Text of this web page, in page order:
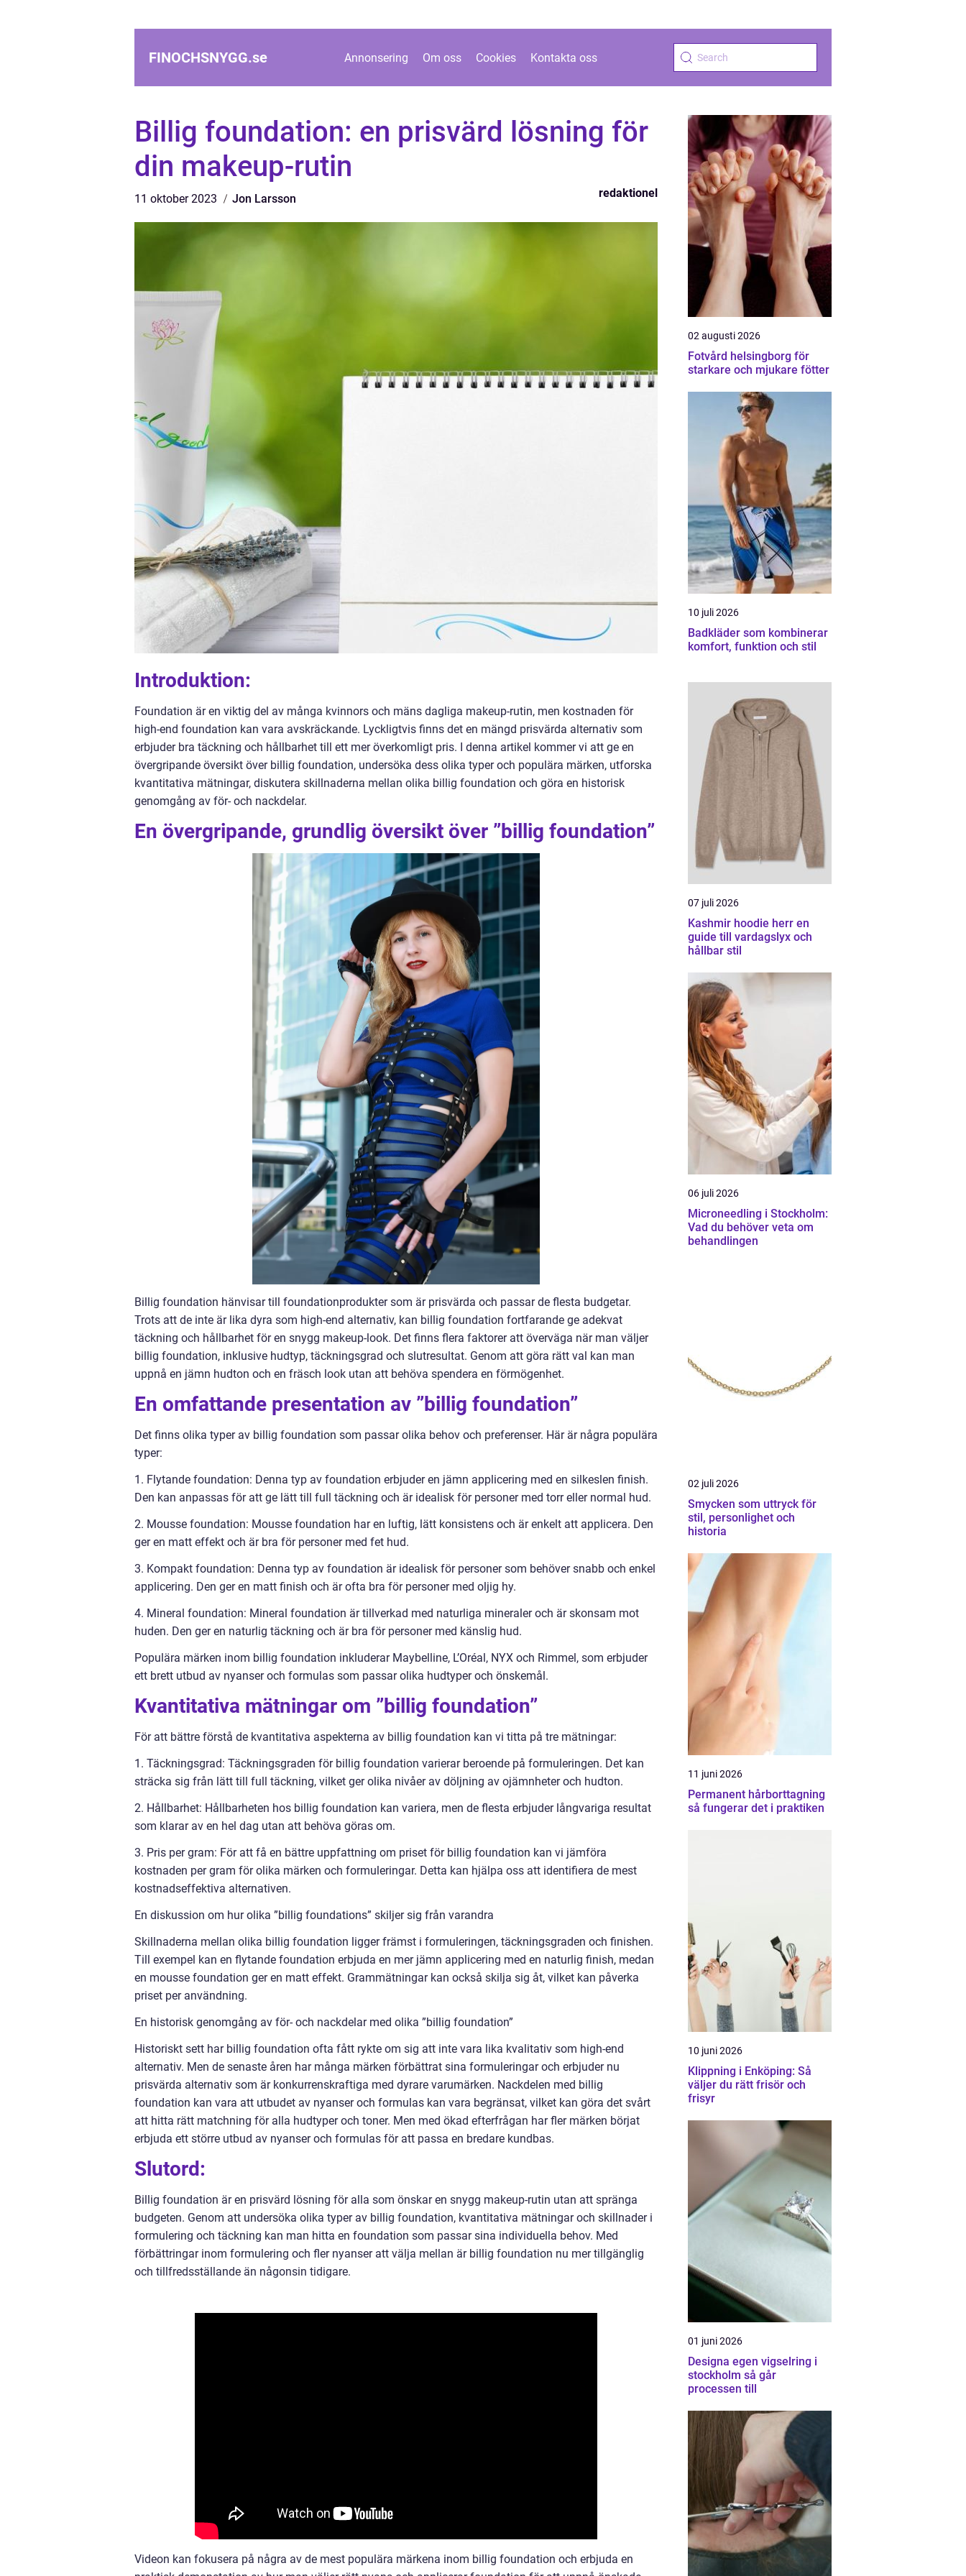
FINOCHSNYGG.se Annonsering Om oss Cookies Kontakta oss
Billig foundation: en prisvärd lösning för
din makeup-rutin
11 oktober 2023 Jon Larsson redaktionel
Introduktion:
Foundation är en viktig del av många kvinnors och mäns dagliga makeup-rutin, men kostnaden för
high-end foundation kan vara avskräckande. Lyckligtvis finns det en mängd prisvärda alternativ som
erbjuder bra täckning och hållbarhet till ett mer överkomligt pris. I denna artikel kommer vi att ge en
övergripande översikt över billig foundation, undersöka dess olika typer och populära märken, utforska
kvantitativa mätningar, diskutera skillnaderna mellan olika billig foundation och göra en historisk
genomgång av för- och nackdelar.
En övergripande, grundlig översikt över ”billig foundation”
Billig foundation hänvisar till foundationprodukter som är prisvärda och passar de flesta budgetar.
Trots att de inte är lika dyra som high-end alternativ, kan billig foundation fortfarande ge adekvat
täckning och hållbarhet för en snygg makeup-look. Det finns flera faktorer att överväga när man väljer
billig foundation, inklusive hudtyp, täckningsgrad och slutresultat. Genom att göra rätt val kan man
uppnå en jämn hudton och en fräsch look utan att behöva spendera en förmögenhet.
En omfattande presentation av ”billig foundation”
Det finns olika typer av billig foundation som passar olika behov och preferenser. Här är några populära
typer:
1. Flytande foundation: Denna typ av foundation erbjuder en jämn applicering med en silkeslen finish.
Den kan anpassas för att ge lätt till full täckning och är idealisk för personer med torr eller normal hud.
2. Mousse foundation: Mousse foundation har en luftig, lätt konsistens och är enkelt att applicera. Den
ger en matt effekt och är bra för personer med fet hud.
3. Kompakt foundation: Denna typ av foundation är idealisk för personer som behöver snabb och enkel
applicering. Den ger en matt finish och är ofta bra för personer med oljig hy.
4. Mineral foundation: Mineral foundation är tillverkad med naturliga mineraler och är skonsam mot
huden. Den ger en naturlig täckning och är bra för personer med känslig hud.
Populära märken inom billig foundation inkluderar Maybelline, L’Oréal, NYX och Rimmel, som erbjuder
ett brett utbud av nyanser och formulas som passar olika hudtyper och önskemål.
Kvantitativa mätningar om ”billig foundation”
För att bättre förstå de kvantitativa aspekterna av billig foundation kan vi titta på tre mätningar:
1. Täckningsgrad: Täckningsgraden för billig foundation varierar beroende på formuleringen. Det kan
sträcka sig från lätt till full täckning, vilket ger olika nivåer av döljning av ojämnheter och hudton.
2. Hållbarhet: Hållbarheten hos billig foundation kan variera, men de flesta erbjuder långvariga resultat
som klarar av en hel dag utan att behöva göras om.
3. Pris per gram: För att få en bättre uppfattning om priset för billig foundation kan vi jämföra
kostnaden per gram för olika märken och formuleringar. Detta kan hjälpa oss att identifiera de mest
kostnadseffektiva alternativen.
En diskussion om hur olika ”billig foundations” skiljer sig från varandra
Skillnaderna mellan olika billig foundation ligger främst i formuleringen, täckningsgraden och finishen.
Till exempel kan en flytande foundation erbjuda en mer jämn applicering med en naturlig finish, medan
en mousse foundation ger en matt effekt. Grammätningar kan också skilja sig åt, vilket kan påverka
priset per användning.
En historisk genomgång av för- och nackdelar med olika ”billig foundation”
Historiskt sett har billig foundation ofta fått rykte om sig att inte vara lika kvalitativ som high-end
alternativ. Men de senaste åren har många märken förbättrat sina formuleringar och erbjuder nu
prisvärda alternativ som är konkurrenskraftiga med dyrare varumärken. Nackdelen med billig
foundation kan vara att utbudet av nyanser och formulas kan vara begränsat, vilket kan göra det svårt
att hitta rätt matchning för alla hudtyper och toner. Men med ökad efterfrågan har fler märken börjat
erbjuda ett större utbud av nyanser och formulas för att passa en bredare kundbas.
Slutord:
Billig foundation är en prisvärd lösning för alla som önskar en snygg makeup-rutin utan att spränga
budgeten. Genom att undersöka olika typer av billig foundation, kvantitativa mätningar och skillnader i
formulering och täckning kan man hitta en foundation som passar sina individuella behov. Med
förbättringar inom formulering och fler nyanser att välja mellan är billig foundation nu mer tillgänglig
och tillfredsställande än någonsin tidigare.
Videon kan fokusera på några av de mest populära märkena inom billig foundation och erbjuda en
02 augusti 2026
Fotvård helsingborg för
starkare och mjukare fötter
10 juli 2026
Badkläder som kombinerar
komfort, funktion och stil
07 juli 2026
Kashmir hoodie herr en
guide till vardagslyx och
hållbar stil
06 juli 2026
Microneedling i Stockholm:
Vad du behöver veta om
behandlingen
02 juli 2026
Smycken som uttryck för
stil, personlighet och
historia
11 juni 2026
Permanent hårborttagning
så fungerar det i praktiken
10 juni 2026
Klippning i Enköping: Så
väljer du rätt frisör och
frisyr
01 juni 2026
Designa egen vigselring i
stockholm så går
processen till